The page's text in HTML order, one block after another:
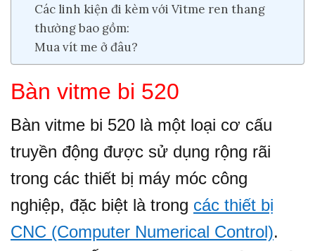
Các linh kiện đi kèm với Vitme ren thang
thường bao gồm:
Mua vít me ở đâu?
Bàn vitme bi 520
Bàn vitme bi 520 là một loại cơ cấu
truyền động được sử dụng rộng rãi
trong các thiết bị máy móc công
nghiệp, đặc biệt là trong các thiết bị
CNC (Computer Numerical Control).